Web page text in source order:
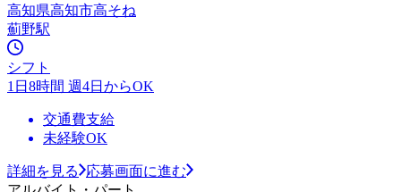
高知県高知市高そね
薊野駅
シフト
1日8時間 週4日からOK
交通費支給
未経験OK
詳細を見る
応募画面に進む